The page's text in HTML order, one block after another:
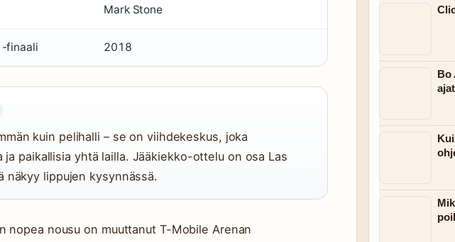
Mark Stone
-finaali 2018
kuin pelihalli – se on viihdekeskus, joka
paikallisia yhtä lailla. Jääkiekko-ottelu on osa Las
näkyy lippujen kysynnässä.
nopea nousu on muuttanut T-Mobile Arenan
Bo
ajat